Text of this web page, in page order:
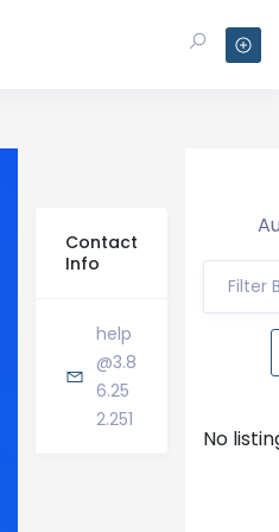
Contact
Info
help
@3.8
6.25
2.251
Filter
No